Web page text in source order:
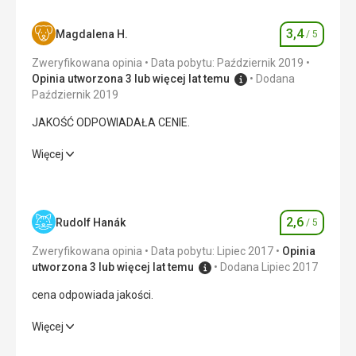
Magdalena H. Ocena
3,4/ 5
Zweryfikowana opinia
Data pobytu: Październik 2019
Opinia utworzona 3 lub więcej lat temu
Dodana
Październik 2019
JAKOŚĆ ODPOWIADAŁA CENIE.
JAKOŚĆ ODPOWIADAŁA CENIE.
Zakwaterowanie 3,0/ 5
Okolica 4,0/ 5
Więcej
Rudolf Hanák Ocena
2,6 / 5
Zweryfikowana opinia Data pobytu: Lipiec 2017
Opinia
utworzona 3 lub więcej lat temu
Dodana Lipiec 2017
cena odpowiada jakości.
cena odpowiada jakości.
Więcej